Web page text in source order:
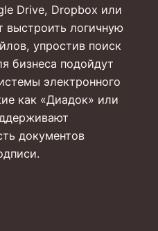
Drive, Dropbox или
выстроить логичную
упростив поиск
бизнеса подойдут
электронного
как «Диадок» или
документов